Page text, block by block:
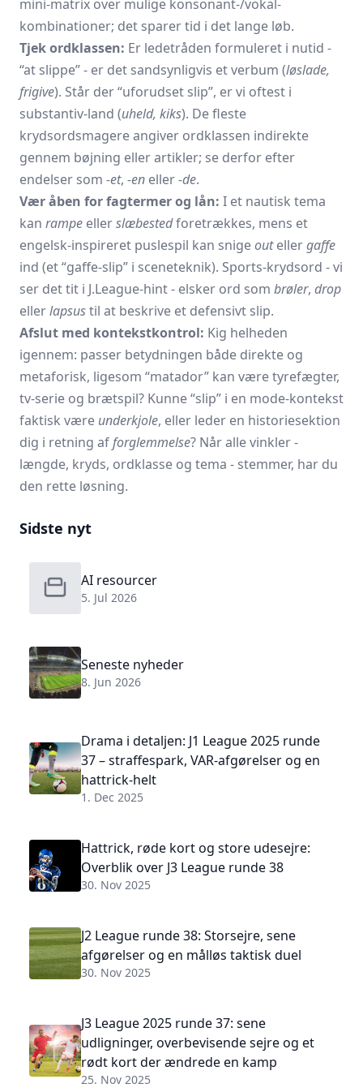
mini-matrix over mulige konsonant-/vokal-
kombinationer; det sparer tid i det lange løb.
Tjek ordklassen: Er ledetråden formuleret i nutid -
“at slippe” - er det sandsynligvis et verbum (løslade,
frigive). Står der “uforudset slip”, er vi oftest i
substantiv-land (uheld, kiks). De fleste
krydsordsmagere angiver ordklassen indirekte
gennem bøjning eller artikler; se derfor efter
endelser som -et, -en eller-de.
Vær åben for fagtermer og lån: I et nautisk tema
kan rampe ellerslæbestedforetrækkes, mens et
engelsk-inspireret puslespil kan snigeoutellergaffe
ind (et “gaffe-slip” i sceneteknik). Sports-krydsord - vi
ser det tit i J.League-hint - elsker ord som brøler, drop
ellerlapsustil at beskrive et defensivt slip.
Afslut med kontekstkontrol: Kig helheden
igennem: passer betydningen både direkte og
metaforisk, ligesom “matador” kan være tyrefægter,
tv-serie og brætspil? Kunne “slip” i en mode-kontekst
faktisk være underkjole, eller leder en historie­sektion
dig i retning afforglemmelse? Når alle vinkler -
længde, kryds, ordklasse og tema - stemmer, har du
den rette løsning.
Sidste nyt
AI resourcer
5. Jul 2026
Seneste nyheder
8. Jun 2026
Drama i detaljen: J1 League 2025 runde
37 – straffespark, VAR-afgørelser og en
hattrick-helt
1. Dec 2025
Hattrick, røde kort og store udesejre:
Overblik over J3 League runde 38
30. Nov 2025
J2 League runde 38: Storsejre, sene
afgørelser og en målløs taktisk duel
30. Nov 2025
J3 League 2025 runde 37: sene
udligninger, overbevisende sejre og et
rødt kort der ændrede en kamp
25. Nov 2025